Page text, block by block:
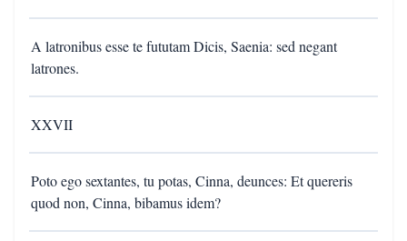
A latronibus esse te fututam Dicis, Saenia: sed negant
latrones.
XXVII
Poto ego sextantes, tu potas, Cinna, deunces: Et quereris
quod non, Cinna, bibamus idem?